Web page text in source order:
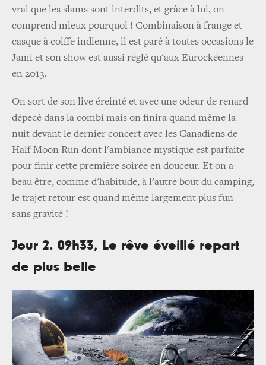
vrai que les slams sont interdits, et grâce à lui, on
comprend mieux pourquoi ! Combinaison à frange et
casque à coiffe indienne, il est paré à toutes occasions le
Jami et son show est aussi réglé qu'aux Eurockéennes
en 2013.
On sort de son live éreinté et avec une odeur de renard
dépecé dans la combi mais on finira quand même la
nuit devant le dernier concert avec les Canadiens de
Half Moon Run dont l'ambiance mystique est parfaite
pour finir cette première soirée en douceur. Et on a
beau être, comme d'habitude, à l'autre bout du camping,
le trajet retour est quand même largement plus fun
sans gravité !
Jour 2. 09h33, Le rêve éveillé repart
de plus belle